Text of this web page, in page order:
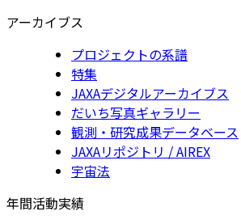
アーカイブス
プロジェクトの系譜
特集
JAXAデジタルアーカイブス
だいち写真ギャラリー
観測・研究成果データベース
JAXAリポジトリ / AIREX
宇宙法
年間活動実績